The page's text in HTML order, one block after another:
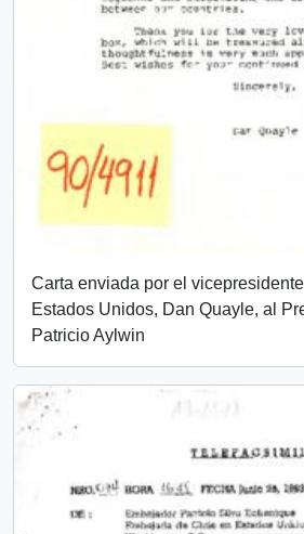
Carta enviada por el
Estados Unidos, Dan Quayle, al
Patricio Aylwin